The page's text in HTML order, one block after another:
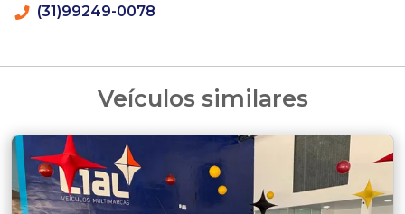
(31)99249-0078
Veículos similares